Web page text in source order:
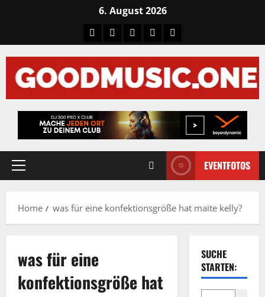
6. August 2026
TiktokFacebookInstagram
X LinkedIN
Primary
EVENTFOTOS
Home was für eine konfektionsgröße hat maite kelly?
was für eine
konfektionsgröße hat
SUCHE
STARTEN: